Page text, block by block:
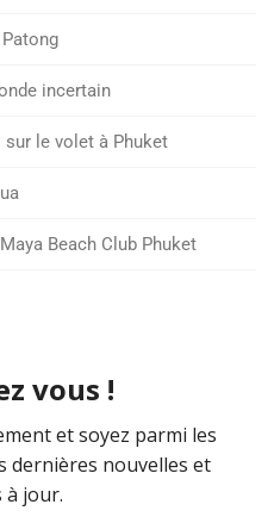
incertain
le volet à Phuket
Beach Club Phuket